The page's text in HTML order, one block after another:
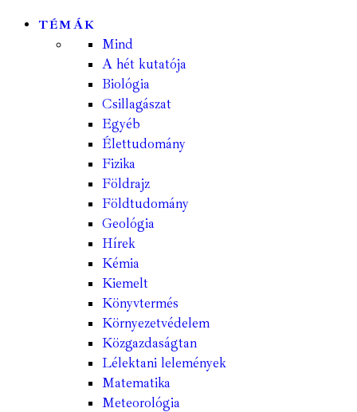
TÉMÁK
Mind
A hét kutatója
Biológia
Csillagászat
Egyéb
Élettudomány
Fizika
Földrajz
Földtudomány
Geológia
Hírek
Kémia
Kiemelt
Könyvtermés
Környezetvédelem
Közgazdaságtan
Lélektani lelemények
Matematika
Meteorológia